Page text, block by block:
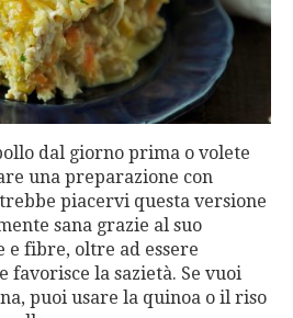
dal giorno prima o volete
una preparazione con
piacervi questa versione
sana grazie al suo
​​e fibre, oltre ad essere
favorisce la sazietà. Se vuoi
puoi usare la quinoa o il riso